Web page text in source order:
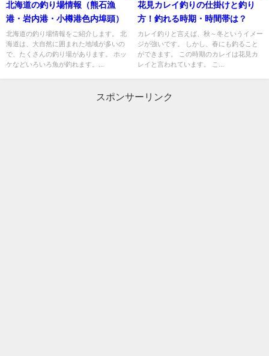
北海道の釣り場情報（熊石漁
港・岩内港・小樽港色内埠頭）
北海道の釣り場情報をご紹介します。 北
海道は、大自然に囲まれた地域が多いの
で、たくさんの釣り場があります。 ホッ
ケなどいろいろ魚が釣れます。...
花見カレイ釣りの仕掛けと釣り
方！釣れる時期・時間帯は？
カレイ釣りと言えば、秋～冬というイメー
ジが強いです。 しかし、春にも釣ること
ができます。 この時期のカレイは花見カ
レイと言われています。 こ...
スポンサーリンク